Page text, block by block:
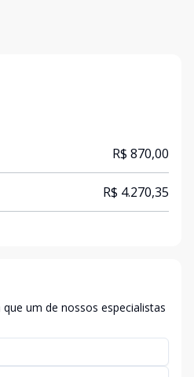
R$ 870,00
R$ 4.270,35
um de nossos especialistas